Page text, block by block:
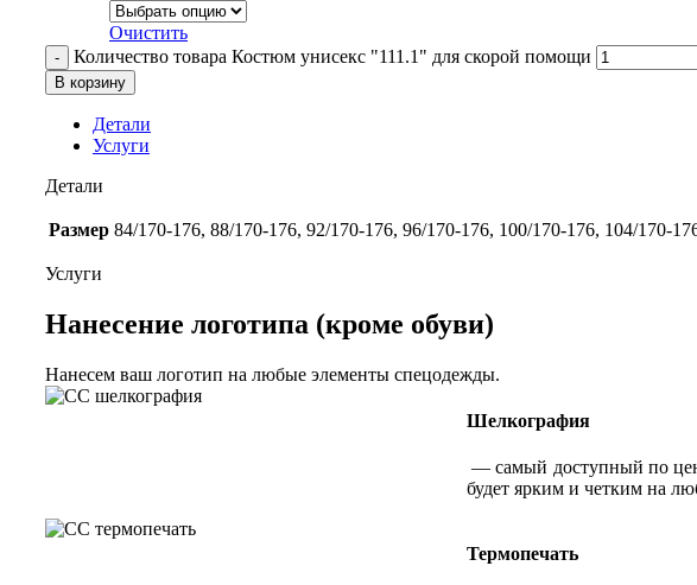
Очистить
Количество товара Костюм унисекс "111.1" для скорой помощи
В корзину
Детали
Услуги
Детали
Размер 84/170-176, 88/170-176, 92/170-176, 96/170-176, 100/170-176, 104/170-
Услуги
Нанесение логотипа (кроме обуви)
Нанесем ваш логотип на любые элементы спецодежды.
Шелкография
— самый доступный по
будет ярким и четким на
Термопечать